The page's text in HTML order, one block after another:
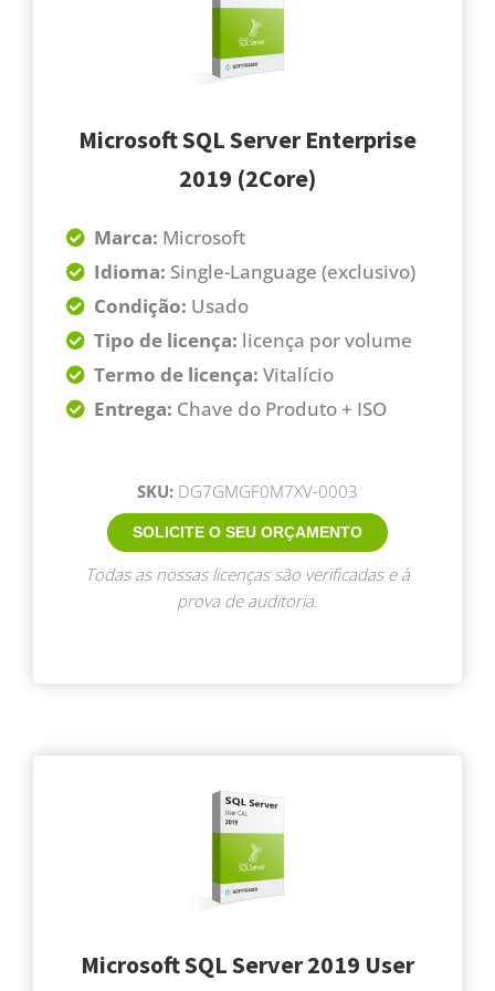
Microsoft SQL Server Enterprise
2019 (2Core)
Marca: Microsoft
Idioma: Single-Language (exclusivo)
Condição: Usado
Tipo de licença: licença por volume
Termo de licença: Vitalício
Entrega: Chave do Produto + ISO
SKU: DG7GMGF0M7XV-0003
SOLICITE O SEU ORÇAMENTO
Todas as nossas licenças são verificadas e à
prova de auditoria.
Microsoft SQL Server 2019 User